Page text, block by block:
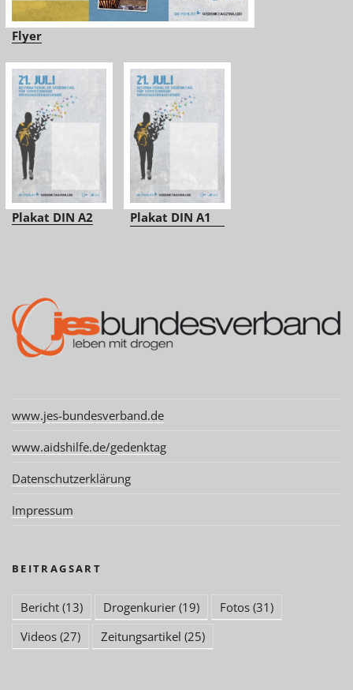
Flyer
Plakat DIN A2 Plakat DIN A1
www.jes-bundesverband.de
www.aidshilfe.de/gedenktag
Datenschutzerklärung
Impressum
BEITRAGSART
Bericht (13) Drogenkurier (19) Fotos (31)
Videos (27) Zeitungsartikel (25)